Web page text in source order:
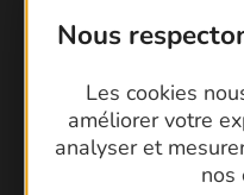
Nous
Les cookies
améliorer votre
analyser et
nos